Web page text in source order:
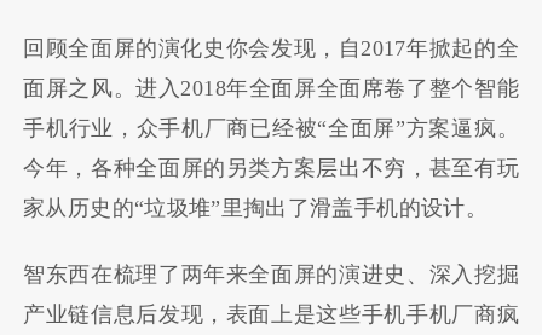
回顾全面屏的演化史你会发现，自2017年掀起的全
面屏之风。进入2018年全面屏全面席卷了整个智能
手机行业，众手机厂商已经被“全面屏”方案逼疯。
今年，各种全面屏的另类方案层出不穷，甚至有玩
家从历史的“垃圾堆”里掏出了滑盖手机的设计。
智东西在梳理了两年来全面屏的演进史、深入挖掘
产业链信息后发现，表面上是这些手机手机厂商疯